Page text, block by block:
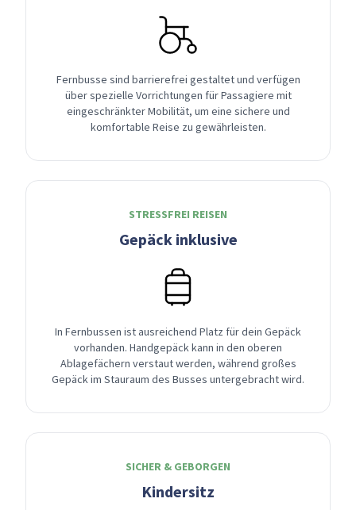
Fernbusse sind barrierefrei gestaltet und verfügen
über spezielle Vorrichtungen für Passagiere mit
eingeschränkter Mobilität, um eine sichere und
komfortable Reise zu gewährleisten.
STRESSFREI REISEN
Gepäck inklusive
In Fernbussen ist ausreichend Platz für dein Gepäck
vorhanden. Handgepäck kann in den oberen
Ablagefächern verstaut werden, während großes
Gepäck im Stauraum des Busses untergebracht wird.
SICHER & GEBORGEN
Kindersitz